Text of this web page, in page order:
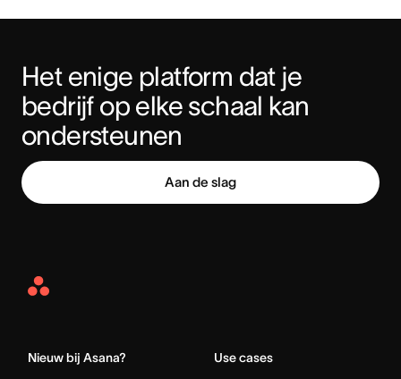
Het enige platform dat je
bedrijf op elke schaal kan
ondersteunen
Aan de slag
Asana
Nieuw bij Asana? Use cases